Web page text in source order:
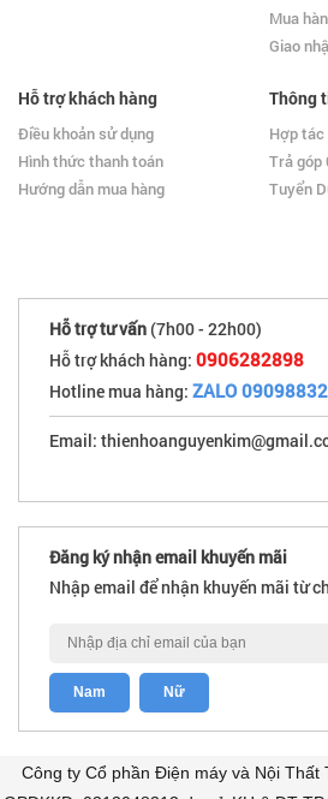
Mua
Giao
Hỗ trợ khách hàng
Điều khoản sử dụng
Hình thức thanh toán
Hướng dẫn mua hàng
Thông
Hợp tác
Trả góp
Tuyển
Hỗ trợ tư vấn (7h00 - 22h00)
Hỗ trợ khách hàng: 0906282898
Hotline mua hàng: ZALO
Email:
Đăng ký nhận email khuyến mãi
Nhập email để nhận khuyến mãi từ
Công ty Cổ phần Điện máy và Nội Thất